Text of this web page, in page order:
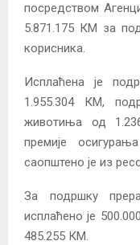
посредством
5.871.175 КМ за
корисника.
Исплаћена је
1.955.304 КМ,
животиња од
премије
саопштено је из
За подршку
исплаћено је
485.255 КМ.